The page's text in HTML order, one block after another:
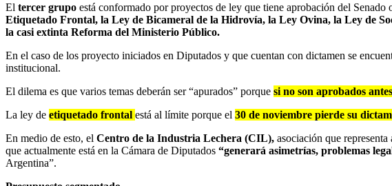
El tercer grupo está conformado por proyectos de ley que tiene aprobación del
Etiquetado Frontal, la Ley de Bicameral de la Hidrovía, la Ley Ovina, la Ley de
la casi extinta Reforma del Ministerio Público.
En el caso de los proyecto iniciados en Diputados y que cuentan con dictamen se
institucional.
El dilema es que varios temas deberán ser “apurados” porque si no son aprobados
La ley de etiquetado frontal está al límite porque el 30 de noviembre pierde su
En medio de esto, el Centro de la Industria Lechera (CIL), asociación que
que actualmente está en la Cámara de Diputados “generará asimetrías, problemas
Argentina”.